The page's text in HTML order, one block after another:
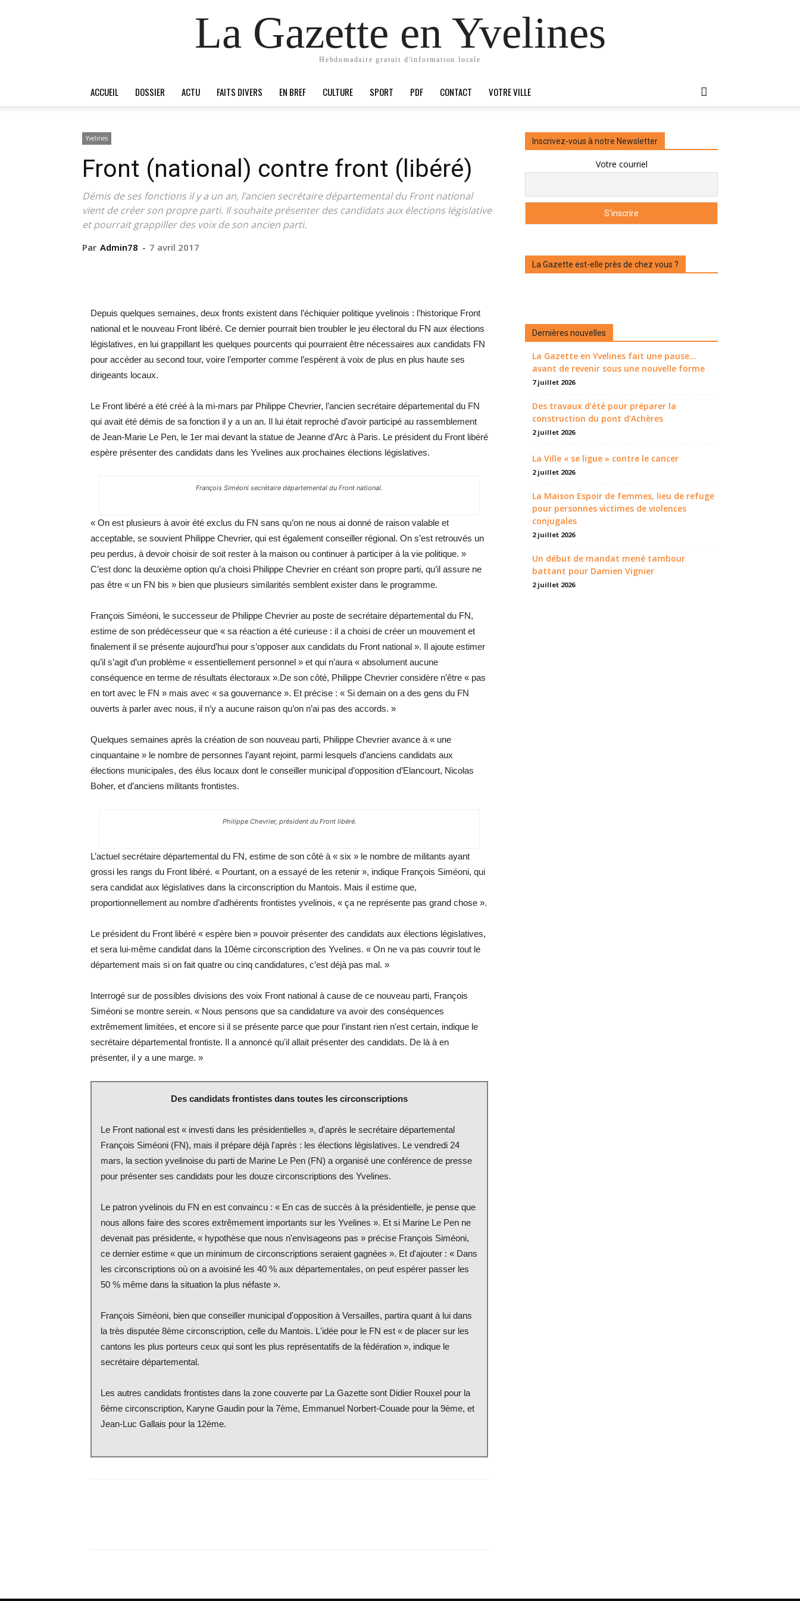
La Gazette en Yvelines
Hebdomadaire gratuit d'information locale
ACCUEIL DOSSIER ACTU FAITS DIVERS EN BREF CULTURE SPORT PDF CONTACT VOTRE VILLE
Yvelines
Front (national) contre front (libéré)
Démis de ses fonctions il y a un an, l’ancien secrétaire départemental du Front national
vient de créer son propre parti. Il souhaite présenter des candidats aux élections législative
et pourrait grappiller des voix de son ancien parti.
Par Admin78 - 7 avril 2017
Depuis quelques semaines, deux fronts existent dans l’échiquier politique yvelinois : l’historique Front
national et le nouveau Front libéré. Ce dernier pourrait bien troubler le jeu électoral du FN aux élections
législatives, en lui grappillant les quelques pourcents qui pourraient être nécessaires aux candidats FN
pour accéder au second tour, voire l’emporter comme l’espèrent à voix de plus en plus haute ses
dirigeants locaux.
Le Front libéré a été créé à la mi-mars par Philippe Chevrier, l’ancien secrétaire départemental du FN
qui avait été démis de sa fonction il y a un an. Il lui était reproché d’avoir participé au rassemblement
de Jean-Marie Le Pen, le 1er mai devant la statue de Jeanne d’Arc à Paris. Le président du Front libéré
espère présenter des candidats dans les Yvelines aux prochaines élections législatives.
François Siméoni secrétaire départemental du Front national.
« On est plusieurs à avoir été exclus du FN sans qu’on ne nous ai donné de raison valable et
acceptable, se souvient Philippe Chevrier, qui est également conseiller régional. On s’est retrouvés un
peu perdus, à devoir choisir de soit rester à la maison ou continuer à participer à la vie politique. »
C’est donc la deuxième option qu’a choisi Philippe Chevrier en créant son propre parti, qu’il assure ne
pas être « un FN bis » bien que plusieurs similarités semblent exister dans le programme.
François Siméoni, le successeur de Philippe Chevrier au poste de secrétaire départemental du FN,
estime de son prédécesseur que « sa réaction a été curieuse : il a choisi de créer un mouvement et
finalement il se présente aujourd’hui pour s’opposer aux candidats du Front national ». Il ajoute estimer
qu’il s’agit d’un problème « essentiellement personnel » et qui n’aura « absolument aucune
conséquence en terme de résultats électoraux ».De son côté, Philippe Chevrier considère n’être « pas
en tort avec le FN » mais avec « sa gouvernance ». Et précise : « Si demain on a des gens du FN
ouverts à parler avec nous, il n’y a aucune raison qu’on n’ai pas des accords. »
Quelques semaines après la création de son nouveau parti, Philippe Chevrier avance à « une
cinquantaine » le nombre de personnes l’ayant rejoint, parmi lesquels d’anciens candidats aux
élections municipales, des élus locaux dont le conseiller municipal d’opposition d’Elancourt, Nicolas
Boher, et d’anciens militants frontistes.
Philippe Chevrier, président du Front libéré.
L’actuel secrétaire départemental du FN, estime de son côté à « six » le nombre de militants ayant
grossi les rangs du Front libéré. « Pourtant, on a essayé de les retenir », indique François Siméoni, qui
sera candidat aux législatives dans la circonscription du Mantois. Mais il estime que,
proportionnellement au nombre d’adhérents frontistes yvelinois, « ça ne représente pas grand chose ».
Le président du Front libéré « espère bien » pouvoir présenter des candidats aux élections législatives,
et sera lui-même candidat dans la 10ème circonscription des Yvelines. « On ne va pas couvrir tout le
département mais si on fait quatre ou cinq candidatures, c’est déjà pas mal. »
Interrogé sur de possibles divisions des voix Front national à cause de ce nouveau parti, François
Siméoni se montre serein. « Nous pensons que sa candidature va avoir des conséquences
extrêmement limitées, et encore si il se présente parce que pour l'instant rien n'est certain, indique le
secrétaire départemental frontiste. Il a annoncé qu'il allait présenter des candidats. De là à en
présenter, il y a une marge. »
Des candidats frontistes dans toutes les circonscriptions
Le Front national est « investi dans les présidentielles », d'après le secrétaire départemental
François Siméoni (FN), mais il prépare déjà l'après : les élections législatives. Le vendredi 24
mars, la section yvelinoise du parti de Marine Le Pen (FN) a organisé une conférence de presse
pour présenter ses candidats pour les douze circonscriptions des Yvelines.
Le patron yvelinois du FN en est convaincu : « En cas de succès à la présidentielle, je pense que
nous allons faire des scores extrêmement importants sur les Yvelines ». Et si Marine Le Pen ne
devenait pas présidente, « hypothèse que nous n'envisageons pas » précise François Siméoni,
ce dernier estime « que un minimum de circonscriptions seraient gagnées ». Et d'ajouter : « Dans
les circonscriptions où on a avoisiné les 40 % aux départementales, on peut espérer passer les
50 % même dans la situation la plus néfaste ».
François Siméoni, bien que conseiller municipal d'opposition à Versailles, partira quant à lui dans
la très disputée 8ème circonscription, celle du Mantois. L'idée pour le FN est « de placer sur les
cantons les plus porteurs ceux qui sont les plus représentatifs de la fédération », indique le
secrétaire départemental.
Les autres candidats frontistes dans la zone couverte par La Gazette sont Didier Rouxel pour la
6ème circonscription, Karyne Gaudin pour la 7ème, Emmanuel Norbert-Couade pour la 9ème, et
Jean-Luc Gallais pour la 12ème.
Inscrivez-vous à notre Newsletter
Votre courriel
La Gazette est-elle près de chez vous ?
Dernières nouvelles
La Gazette en Yvelines fait une pause...
avant de revenir sous une nouvelle forme
7 juillet 2026
Des travaux d’été pour préparer la
construction du pont d’Achères
2 juillet 2026
La Ville « se ligue » contre le cancer
2 juillet 2026
La Maison Espoir de femmes, lieu de refuge
pour personnes victimes de violences
conjugales
2 juillet 2026
Un début de mandat mené tambour
battant pour Damien Vignier
2 juillet 2026